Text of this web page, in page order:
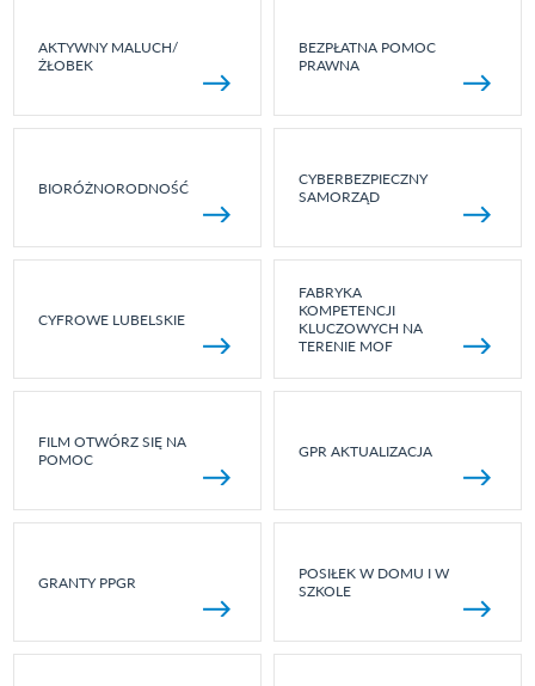
AKTYWNY MALUCH/
ŻŁOBEK
BEZPŁATNA POMOC
PRAWNA
BIORÓŻNORODNOŚĆ
CYBERBEZPIECZNY
SAMORZĄD
CYFROWE LUBELSKIE
FABRYKA
KOMPETENCJI
KLUCZOWYCH NA
TERENIE MOF
FILM OTWÓRZ SIĘ NA
POMOC
GPR AKTUALIZACJA
GRANTY PPGR
POSIŁEK W DOMU I W
SZKOLE